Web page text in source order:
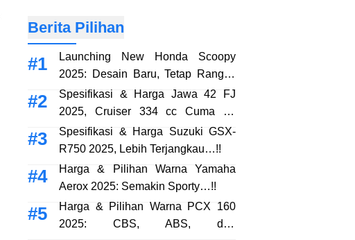
Berita Pilihan
Launching New Honda Scoopy
2025: Desain Baru, Tetap Rangka
eSAF…!!
Spesifikasi & Harga Jawa 42 FJ
2025, Cruiser 334 cc Cuma 38
Jutaan…!!
Spesifikasi & Harga Suzuki GSX-
R750 2025, Lebih Terjangkau…!!
Harga & Pilihan Warna Yamaha
Aerox 2025: Semakin Sporty…!!
Harga & Pilihan Warna PCX 160
2025: CBS, ABS, dan